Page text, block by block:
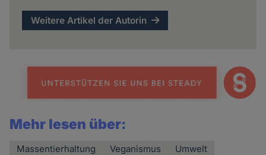
Weitere Artikel der Autorin
Mehr lesen über:
Massentierhaltung Veganismus Umwelt